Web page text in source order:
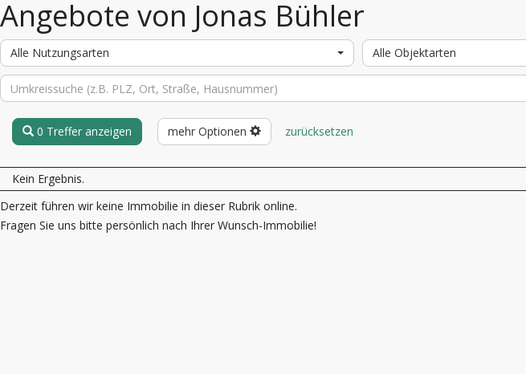
Angebote von Jonas Bühler
Alle Nutzungsarten Alle Objektarten
0 Treffer anzeigen mehr Optionen zurücksetzen
Kein Ergebnis.
Derzeit führen wir keine Immobilie in dieser Rubrik online.
Fragen Sie uns bitte persönlich nach Ihrer Wunsch-Immobilie!